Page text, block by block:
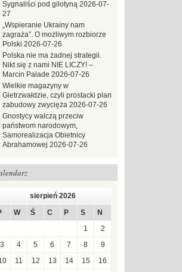
Sygnaliści pod gilotyną 2026-07-
27
„Wspieranie Ukrainy nam
zagraża”. O możliwym rozbiorze
Polski 2026-07-26
Polska nie ma żadnej strategii.
Nikt się z nami NIE LICZY! –
Marcin Palade 2026-07-26
Wielkie magazyny w
Gietrzwałdzie, czyli prostacki plan
zabudowy zwycięża 2026-07-26
Gnostycy walczą przeciw
państwom narodowym,
Samorealizacja Obietnicy
Abrahamowej 2026-07-26
sierpień 2026
W Ś C P S
N
1
2
3
4 5 6 7 8
9
11 12 13 14 15
16